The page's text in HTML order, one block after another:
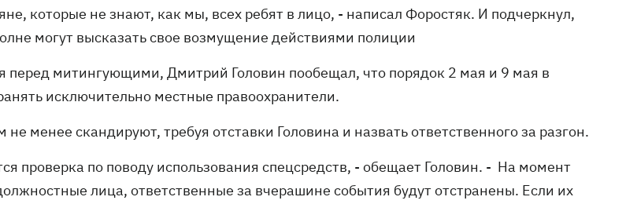
которые не знают, как мы, всех ребят в лицо, - написал Форостяк. И подчеркнул,
могут высказать свое возмущение действиями полиции
перед митингующими, Дмитрий Головин пообещал, что порядок 2 мая и 9 мая в
исключительно местные правоохранители.
менее скандируют, требуя отставки Головина и назвать ответственного за разгон.
проверка по поводу использования спецсредств, - обещает Головин. - На момент
лица, ответственные за вчерашине события будут отстранены. Если их